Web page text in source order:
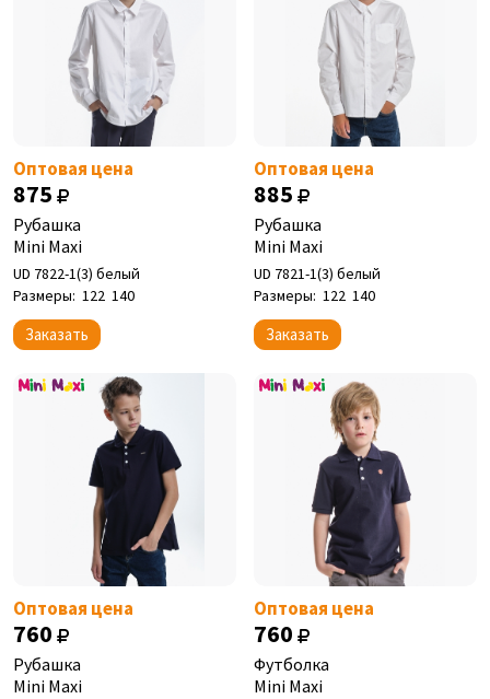
Оптовая цена
875
Рубашка
Mini Maxi
UD 7822-1(3) белый
Размеры: 122 140
Заказать
Оптовая цена
885
Рубашка
Mini Maxi
UD 7821-1(3) белый
Размеры: 122 140
Заказать
Оптовая цена
760
Рубашка
Mini Maxi
Оптовая цена
760
Футболка
Mini Maxi